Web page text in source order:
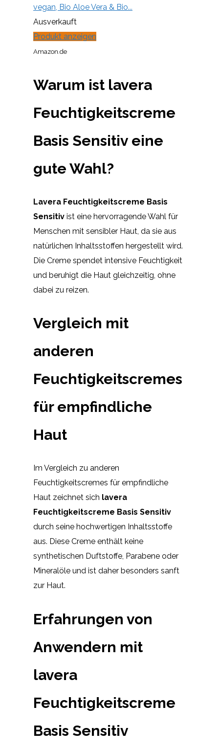
vegan, Bio Aloe Vera & Bio...
Ausverkauft
Produkt anzeigen
Amazon.de
Warum ist lavera
Feuchtigkeitscreme
Basis Sensitiv eine
gute Wahl?
Lavera Feuchtigkeitscreme Basis
Sensitiv ist eine hervorragende Wahl für
Menschen mit sensibler Haut, da sie aus
natürlichen Inhaltsstoffen hergestellt wird.
Die Creme spendet intensive Feuchtigkeit
und beruhigt die Haut gleichzeitig, ohne
dabei zu reizen.
Vergleich mit
anderen
Feuchtigkeitscremes
für empfindliche
Haut
Im Vergleich zu anderen
Feuchtigkeitscremes für empfindliche
Haut zeichnet sich lavera
Feuchtigkeitscreme Basis Sensitiv
durch seine hochwertigen Inhaltsstoffe
aus. Diese Creme enthält keine
synthetischen Duftstoffe, Parabene oder
Mineralöle und ist daher besonders sanft
zur Haut.
Erfahrungen von
Anwendern mit
lavera
Feuchtigkeitscreme
Basis Sensitiv